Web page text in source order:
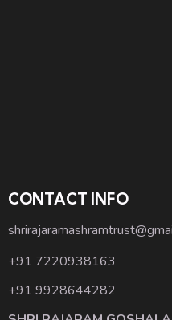
CONTACT INFO
+91 7220938163
+91 9928644282